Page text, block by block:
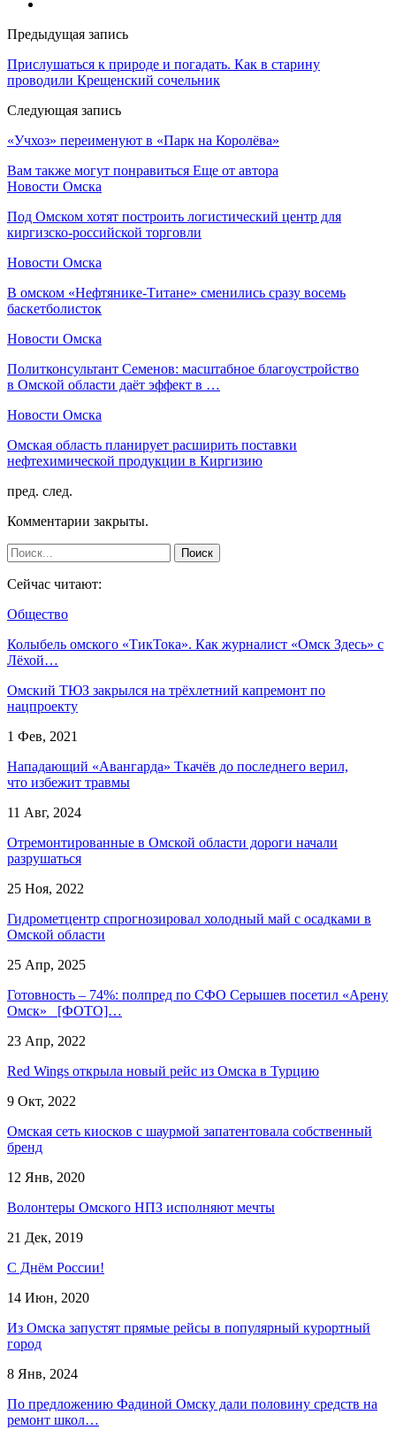
Предыдущая запись
Прислушаться к природе и погадать. Как в старину
проводили Крещенский сочельник
Следующая запись
«Учхоз» переименуют в «Парк на Королёва»
Вам также могут понравиться Еще от автора
Новости Омска
Под Омском хотят построить логистический центр для
киргизско-российской торговли
Новости Омска
В омском «Нефтянике-Титане» сменились сразу восемь
баскетболисток
Новости Омска
Политконсультант Семенов: масштабное благоустройство
в Омской области даёт эффект в …
Новости Омска
Омская область планирует расширить поставки
нефтехимической продукции в Киргизию
пред. след.
Комментарии закрыты.
Сейчас читают:
Общество
Колыбель омского «ТикТока». Как журналист «Омск Здесь» с
Лёхой…
Омский ТЮЗ закрылся на трёхлетний капремонт по
нацпроекту
1 Фев, 2021
Нападающий «Авангарда» Ткачёв до последнего верил,
что избежит травмы
11 Авг, 2024
Отремонтированные в Омской области дороги начали
разрушаться
25 Ноя, 2022
Гидрометцентр спрогнозировал холодный май с осадками в
Омской области
25 Апр, 2025
Готовность – 74%: полпред по СФО Серышев посетил «Арену
Омск» [ФОТО]…
23 Апр, 2022
Red Wings открыла новый рейс из Омска в Турцию
9 Окт, 2022
Омская сеть киосков с шаурмой запатентовала собственный
бренд
12 Янв, 2020
Волонтеры Омского НПЗ исполняют мечты
21 Дек, 2019
С Днём России!
14 Июн, 2020
Из Омска запустят прямые рейсы в популярный курортный
город
8 Янв, 2024
По предложению Фадиной Омску дали половину средств на
ремонт школ…